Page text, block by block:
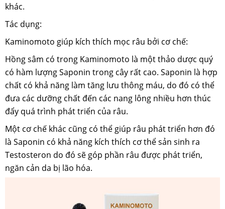
khác.
Tác dụng:
Kaminomoto giúp kích thích mọc râu bởi cơ chế:
Hồng sâm có trong Kaminomoto là một thảo dược quý
có hàm lượng Saponin trong cây rất cao. Saponin là hợp
chất có khả năng làm tăng lưu thông máu, do đó có thể
đưa các dưỡng chất đến các nang lông nhiều hơn thúc
đẩy quá trình phát triển của râu.
Một cơ chế khác cũng có thể giúp râu phát triển hơn đó
là Saponin có khả năng kích thích cơ thể sản sinh ra
Testosteron do đó sẽ góp phần râu được phát triển,
ngăn cản da bị lão hóa.